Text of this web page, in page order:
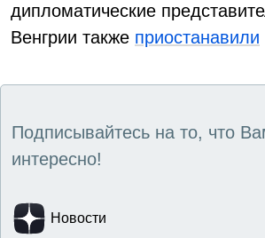
дипломатические
Венгрии также приостанавили
Подписывайтесь на то, что
интересно!
Новости